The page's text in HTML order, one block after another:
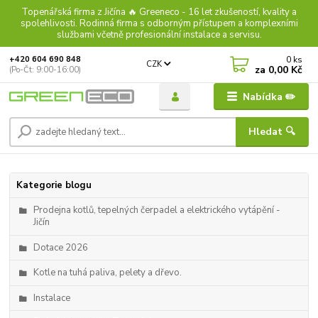
Topenářská firma z Jičína 🔥 Greeneco - 16 let zkušeností, kvality a
spolehlivosti. Rodinná firma s odborným přístupem a komplexními
službami včetně profesionální instalace a servisu.
Nabídka ✏️
CZK
Hledat 🔍
+420 604 690 848
(Po-Čt: 9:00-16:00)
0 ks
za 0,00 Kč
Kategorie blogu
Prodejna kotlů, tepelných čerpadel a elektrického vytápění -
Jičín
Dotace 2026
Kotle na tuhá paliva, pelety a dřevo.
Instalace